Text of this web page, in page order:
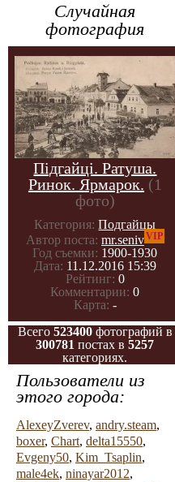
Случайная
фотография
Підгайці. Ратуша.
Ринок. Ярмарок. (1
фото)
Категория: Подгайцы
Автор поста: mr.senivVIP
Год съемки: 1900-1930
Дата: 11.12.2016 15:39
Рейтинг: 0
Комментарии: 0
Карта: -
Всего 523400 фотографий в
300781 постах в5257
категориях.
Пользователи из
этого города:
AlexeyZverev, andry.steam,
boxer, Chart, delta15550,
Evgeny50, Kim_Tsaplin,
male4ek, ninayar2012,